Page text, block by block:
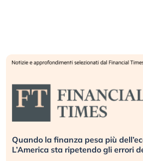
reale.
2008?
Russia e Cina
investitori